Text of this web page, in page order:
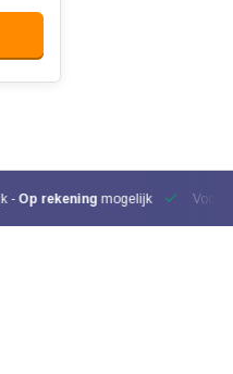
- Op rekening mogelijk Voor